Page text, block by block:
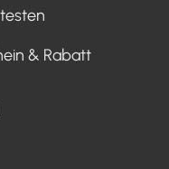
& Rabatt